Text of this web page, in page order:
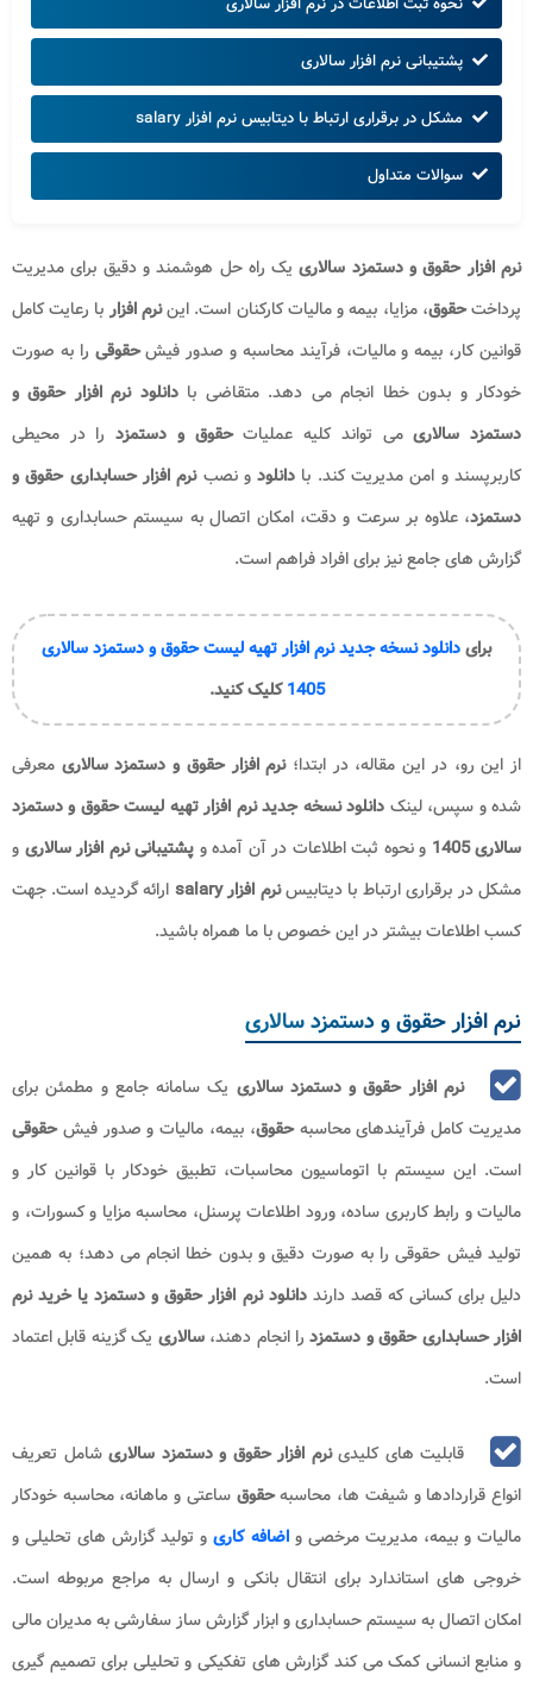
پشتیبانی نرم افزار سالاری
مشکل در برقراری ارتباط با دیتابیس نرم افزار salary
سوالات متداول
نرم افزار حقوق و دستمزد سالارییک راه حل هوشمند و دقیق برای مدیریت
پرداختحقوق، مزایا، بیمه و مالیات کارکنان است. ایننرم افزاربا رعایت کامل
قوانین کار، بیمه و مالیات، فرآیند محاسبه و صدور فیشحقوقی را به صورت
خودکار و بدون خطا انجام می دهد. متقاضی بادانلود نرم افزار حقوق و
دستمزد سالاریمی تواند کلیه عملیاتحقوق و دستمزدرا در محیطی
کاربرپسند و امن مدیریت کند. با دانلودو نصب نرم افزار حسابداری حقوق و
دستمزد، علاوه بر سرعت و دقت، امکان اتصال به سیستم حسابداری و تهیه
گزارش های جامع نیز برای افراد فراهم است.
برایدانلود نسخه جدید نرم افزار تهیه لیست حقوق و دستمزد سالاری
1405کلیک کنید.
از این رو، در این مقاله، در ابتدا؛ نرم افزار حقوق و دستمزد سالاری معرفی
شده و سپس، لینک دانلود نسخه جدید نرم افزار تهیه لیست حقوق و دستمزد
سالاری 1405
و نحوه ثبت اطلاعات در آن آمده و پشتیبانی نرم افزار سالاری و
مشکل در برقراری ارتباط با دیتابیسنرم افزار salary
ارائه گردیده است. جهت
کسب اطلاعات بیشتر در این خصوص با ما همراه باشید.
نرم افزار حقوق و دستمزد سالاری
نرم افزار حقوق و دستمزد سالاری یک سامانه جامع و مطمئن برای
مدیریت کامل فرآیندهای محاسبهحقوق، بیمه، مالیات و صدور فیشحقوقی
است. این سیستم با اتوماسیون محاسبات، تطبیق خودکار با قوانین کار و
مالیات و رابط کاربری ساده، ورود اطلاعات پرسنل، محاسبه مزایا و کسورات، و
تولید فیش حقوقی را به صورت دقیق و بدون خطا انجام می دهد؛ به همین
دلیل برای کسانی که قصد دارنددانلود نرم افزار حقوق و دستمزد یا خرید نرم
افزار حسابداری حقوق و دستمزدرا انجام دهند،سالاری یک گزینه قابل اعتماد
است.
قابلیت های کلیدینرم افزار حقوق و دستمزد سالاری شامل تعریف
انواع قراردادها و شیفت ها، محاسبهحقوقساعتی و ماهانه، محاسبه خودکار
مالیات و بیمه، مدیریت مرخصی واضافه کاریو تولید گزارش های تحلیلی و
خروجی های استاندارد برای انتقال بانکی و ارسال به مراجع مربوطه است.
امکان اتصال به سیستم حسابداری و ابزار گزارش ساز سفارشی به مدیران مالی
و منابع انسانی کمک می کند گزارش های تفکیکی و تحلیلی برای تصمیم گیری